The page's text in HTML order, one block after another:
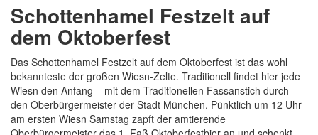
Schottenhamel Festzelt auf
dem Oktoberfest
Das Schottenhamel Festzelt auf dem Oktoberfest ist das wohl
bekannteste der großen Wiesn-Zelte. Traditionell findet hier jede
Wiesn den Anfang – mit dem Traditionellen Fassanstich durch
den Oberbürgermeister der Stadt München. Pünktlich um 12 Uhr
am ersten Wiesn Samstag zapft der amtierende